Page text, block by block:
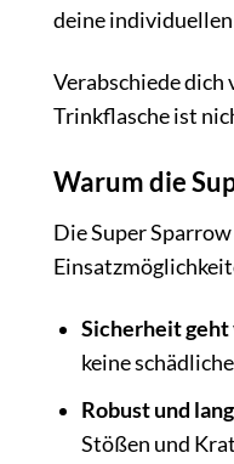
deine
Verabschiede
Trinkflasche ist
Warum die
Die Super
Sicherheit geht
keine
Robust und
Stößen und